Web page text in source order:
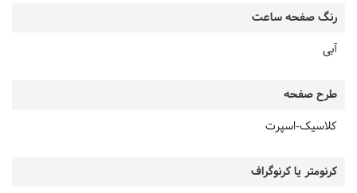
رنگ صفحه ساعت
آبی
طرح صفحه
کلاسیک-اسپرت
کرنومتر یا کرنوگراف